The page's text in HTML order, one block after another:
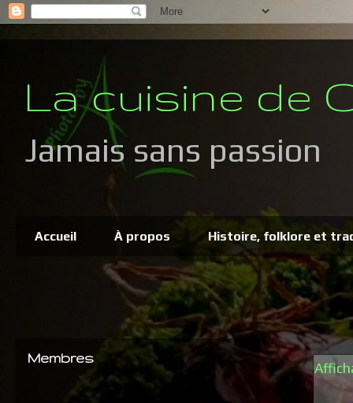
La cuisine de
Jamais sans passion
Accueil À propos Histoire, folklore et
Membres